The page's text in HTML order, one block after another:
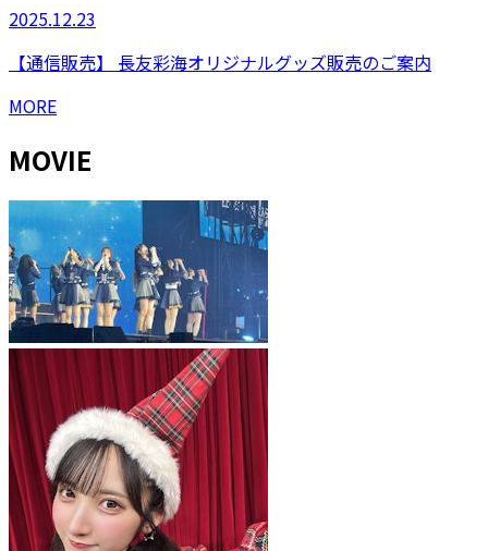
2025.12.23
【通信販売】 長友彩海オリジナルグッズ販売のご案内
MORE
MOVIE